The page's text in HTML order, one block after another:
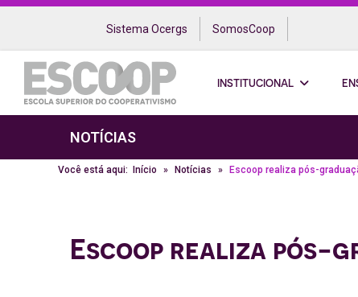
Sistema Ocergs SomosCoop
INSTITUCIONAL
NOTÍCIAS
Você está aqui: Início Notícias Escoop realiza pós-
Escoop realiza pós-